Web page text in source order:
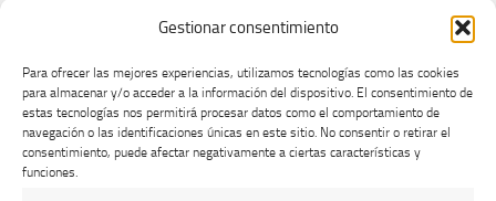
Gestionar consentimiento
Para ofrecer las mejores experiencias, utilizamos tecnologías como las cookies
para almacenar y/o acceder a la información del dispositivo. El consentimiento de
estas tecnologías nos permitirá procesar datos como el comportamiento de
navegación o las identificaciones únicas en este sitio. No consentir o retirar el
consentimiento, puede afectar negativamente a ciertas características y
funciones.
Buzón de dudas, quejas y sugerencias